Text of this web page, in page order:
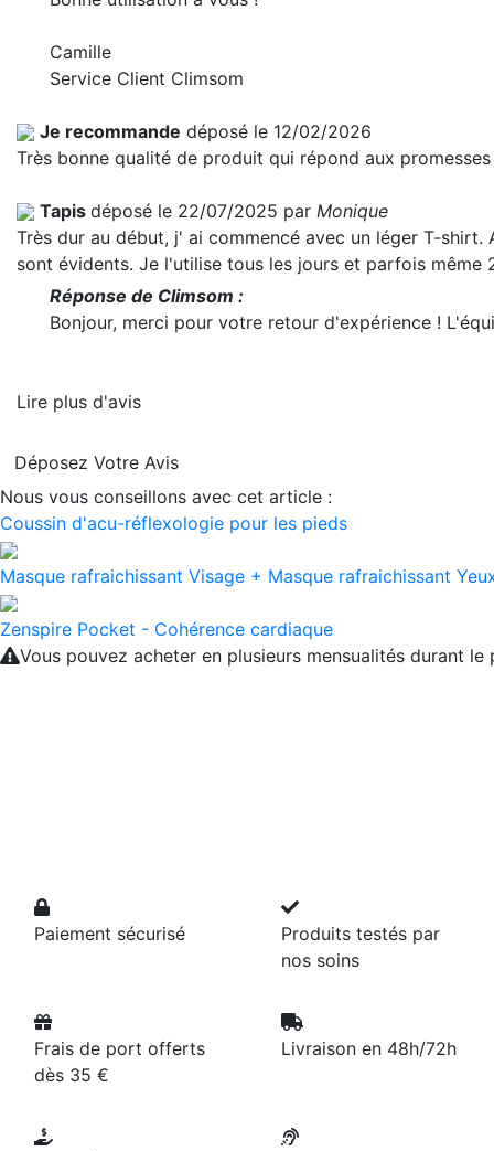
Camille
Service Client Climsom
Je recommande déposé le 12/02/2026
Très bonne qualité de produit qui répond aux
Tapis déposé le 22/07/2025 par Monique
Très dur au début, j' ai commencé avec un léger T-
sont évidents. Je l'utilise tous les jours et parfois même
Réponse de Climsom :
Bonjour, merci pour votre retour d'expérience !
Lire plus d'avis
Déposez Votre Avis
Nous vous conseillons avec cet article :
Coussin d'acu-réflexologie pour les pieds
Masque rafraichissant Visage + Masque rafraichissant
Zenspire Pocket - Cohérence cardiaque
Vous pouvez acheter en plusieurs mensualités durant le
Paiement sécurisé
Produits testés par
nos soins
Frais de port offerts
dès 35 €
Livraison en 48h/72h